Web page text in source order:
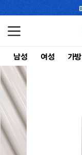
남성 여성 가방